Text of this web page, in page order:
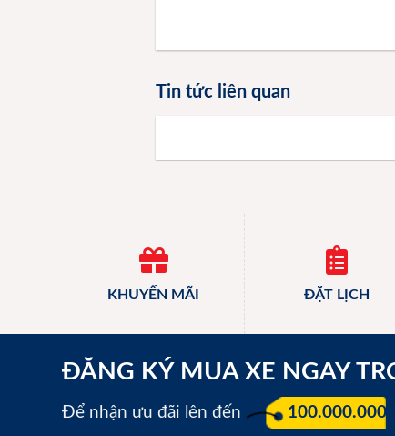
Tin tức liên quan
KHUYẾN MÃI ĐẶT LỊCH
ĐĂNG KÝ MUA XE NGAY
Để nhận ưu đãi lên đến 100.000.000 đ